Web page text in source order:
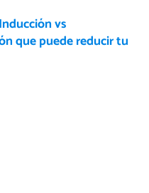
Inducción vs
que puede reducir tu